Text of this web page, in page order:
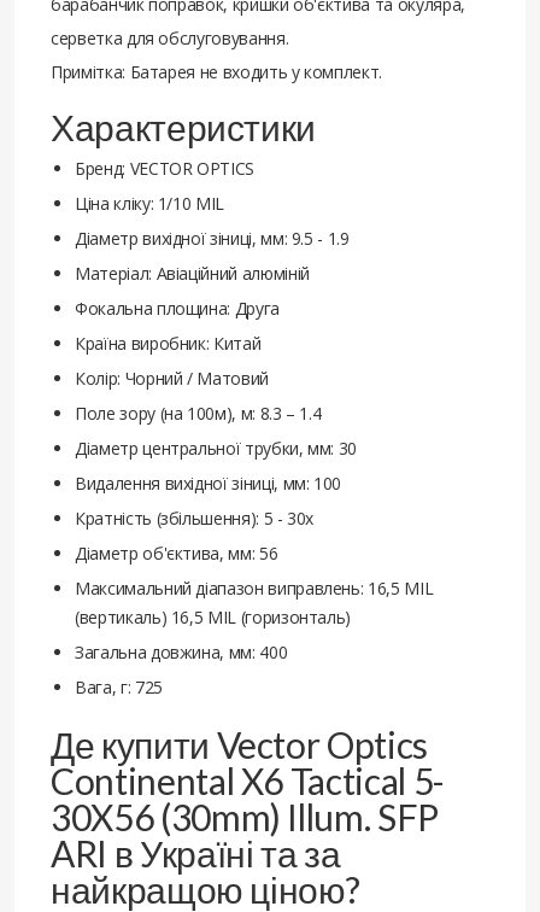
серветка для обслуговування.
Примітка: Батарея не входить у комплект.
Характеристики
Бренд: VECTOR OPTICS
Ціна кліку: 1/10 MIL
Діаметр вихідної зіниці, мм: 9.5 - 1.9
Матеріал: Авіаційний алюміній
Фокальна площина: Друга
Країна виробник: Китай
Колір: Чорний / Матовий
Поле зору (на 100м), м: 8.3 – 1.4
Діаметр центральної трубки, мм: 30
Видалення вихідної зіниці, мм: 100
Кратність (збільшення): 5 - 30х
Діаметр об'єктива, мм: 56
Максимальний діапазон виправлень: 16,5 MIL
(вертикаль) 16,5 MIL (горизонталь)
Загальна довжина, мм: 400
Вага, г: 725
Де купити Vector Optics
Continental X6 Tactical 5-
30X56 (30mm) Illum. SFP
ARI в Україні та за
найкращою ціною?